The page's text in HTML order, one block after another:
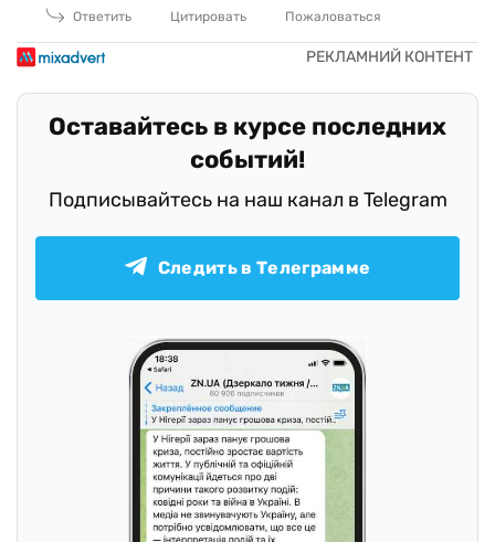
Ответить
Цитировать Пожаловаться
Оставайтесь в курсе последних
событий!
Подписывайтесь на наш канал в Telegram
Следить в Телеграмме